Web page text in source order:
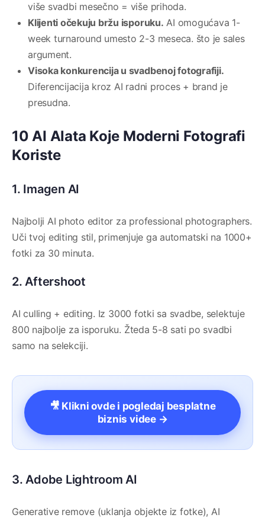
više svadbi mesečno = više prihoda.
Klijenti očekuju bržu isporuku. AI omogućava 1-
week turnaround umesto 2-3 meseca. što je sales
argument.
Visoka konkurencija u svadbenoj fotografiji.
Diferencijacija kroz AI radni proces + brand je
presudna.
10 AI Alata Koje Moderni Fotografi
Koriste
1. Imagen AI
Najbolji AI photo editor za professional photographers.
Uči tvoj editing stil, primenjuje ga automatski na 1000+
fotki za 30 minuta.
2. Aftershoot
AI culling + editing. Iz 3000 fotki sa svadbe, selektuje
800 najbolje za isporuku. Žteda 5-8 sati po svadbi
samo na selekciji.
🎥 Klikni ovde i pogledaj besplatne
biznis videe →
3. Adobe Lightroom AI
Generative remove (uklanja objekte iz fotke), AI